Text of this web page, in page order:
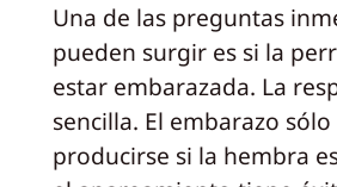
Una de las preguntas
pueden surgir es si la
estar embarazada. La
sencilla. El embarazo
producirse si la hembra